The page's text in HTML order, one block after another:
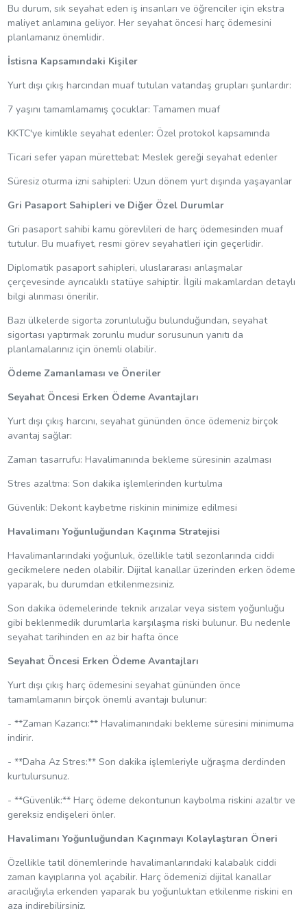
Bu durum, sık seyahat eden iş insanları ve öğrenciler için ekstra
maliyet anlamına geliyor. Her seyahat öncesi harç ödemesini
planlamanız önemlidir.
İstisna Kapsamındaki Kişiler
Yurt dışı çıkış harcından muaf tutulan vatandaş grupları şunlardır:
7 yaşını tamamlamamış çocuklar: Tamamen muaf
KKTC'ye kimlikle seyahat edenler: Özel protokol kapsamında
Ticari sefer yapan mürettebat: Meslek gereği seyahat edenler
Süresiz oturma izni sahipleri: Uzun dönem yurt dışında yaşayanlar
Gri Pasaport Sahipleri ve Diğer Özel Durumlar
Gri pasaport sahibi kamu görevlileri de harç ödemesinden muaf
tutulur. Bu muafiyet, resmi görev seyahatleri için geçerlidir.
Diplomatik pasaport sahipleri, uluslararası anlaşmalar
çerçevesinde ayrıcalıklı statüye sahiptir. İlgili makamlardan detaylı
bilgi alınması önerilir.
Bazı ülkelerde sigorta zorunluluğu bulunduğundan, seyahat
sigortası yaptırmak zorunlu mudur sorusunun yanıtı da
planlamalarınız için önemli olabilir.
Ödeme Zamanlaması ve Öneriler
Seyahat Öncesi Erken Ödeme Avantajları
Yurt dışı çıkış harcını, seyahat gününden önce ödemeniz birçok
avantaj sağlar:
Zaman tasarrufu: Havalimanında bekleme süresinin azalması
Stres azaltma: Son dakika işlemlerinden kurtulma
Güvenlik: Dekont kaybetme riskinin minimize edilmesi
Havalimanı Yoğunluğundan Kaçınma Stratejisi
Havalimanlarındaki yoğunluk, özellikle tatil sezonlarında ciddi
gecikmelere neden olabilir. Dijital kanallar üzerinden erken ödeme
yaparak, bu durumdan etkilenmezsiniz.
Son dakika ödemelerinde teknik arızalar veya sistem yoğunluğu
gibi beklenmedik durumlarla karşılaşma riski bulunur. Bu nedenle
seyahat tarihinden en az bir hafta önce
Seyahat Öncesi Erken Ödeme Avantajları
Yurt dışı çıkış harç ödemesini seyahat gününden önce
tamamlamanın birçok önemli avantajı bulunur:
- **Zaman Kazancı:** Havalimanındaki bekleme süresini minimuma
indirir.
- **Daha Az Stres:** Son dakika işlemleriyle uğraşma derdinden
kurtulursunuz.
- **Güvenlik:** Harç ödeme dekontunun kaybolma riskini azaltır ve
gereksiz endişeleri önler.
Havalimanı Yoğunluğundan Kaçınmayı Kolaylaştıran Öneri
Özellikle tatil dönemlerinde havalimanlarındaki kalabalık ciddi
zaman kayıplarına yol açabilir. Harç ödemenizi dijital kanallar
aracılığıyla erkenden yaparak bu yoğunluktan etkilenme riskini en
aza indirebilirsiniz.